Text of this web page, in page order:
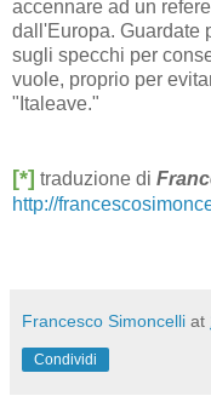
accennare ad un
dall'Europa. Guardate
sugli specchi per
vuole, proprio per
"Italeave."
[*] traduzione di
http://
Francesco Simoncelli at
Condividi